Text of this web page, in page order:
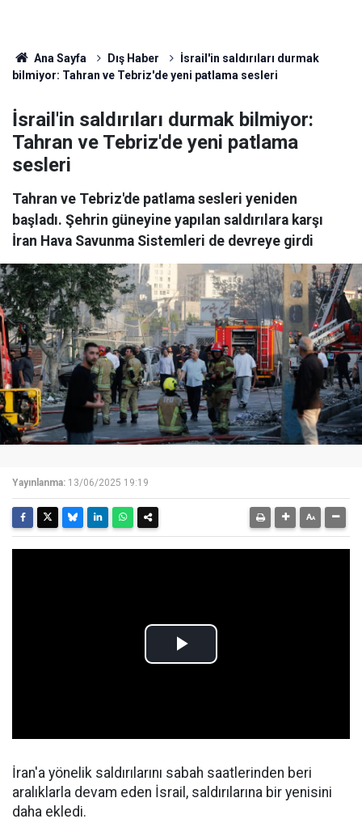
Ana Sayfa Dış Haber
İsrail'in saldırıları durmak
bilmiyor: Tahran ve Tebriz'de yeni patlama sesleri
İsrail'in saldırıları durmak bilmiyor:
Tahran ve Tebriz'de yeni patlama
sesleri
Tahran ve Tebriz'de patlama sesleri yeniden
başladı. Şehrin güneyine yapılan saldırılara karşı
İran Hava Savunma Sistemleri de devreye girdi
Yayınlanma: 13/06/2025 19:19
İran'a yönelik saldırılarını sabah saatlerinden beri
aralıklarla devam eden İsrail, saldırılarına bir yenisini
daha ekledi.